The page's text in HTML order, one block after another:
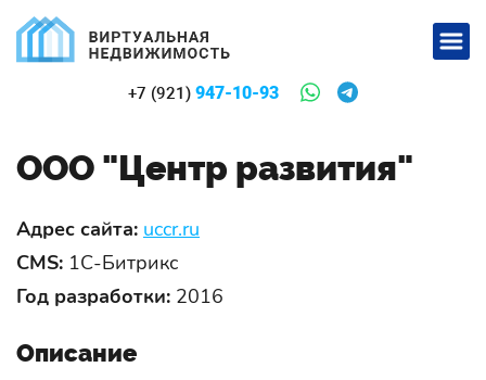
+7 (921) 947-10-93
ООО "Центр развития"
Адрес сайта: uccr.ru
CMS: 1С-Битрикс
Год разработки: 2016
Описание